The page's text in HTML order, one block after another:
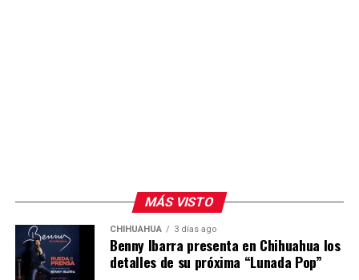
MÁS VISTO
CHIHUAHUA 3 días ago
Benny Ibarra presenta en Chihuahua los
detalles de su próxima “Lunada Pop”